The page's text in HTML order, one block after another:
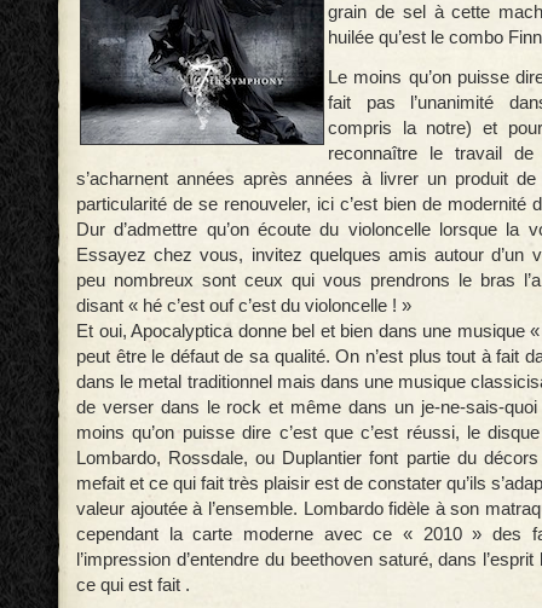
grain de sel à cette
huilée qu’est le combo
Le moins qu’on puisse
fait pas l’unanimité
compris la notre) et
reconnaître le travail
s’acharnent années après années à livrer un produit
particularité de se renouveler, ici c’est bien de modernité
Dur d’admettre qu’on écoute du violoncelle lorsque la
Essayez chez vous, invitez quelques amis autour d’un
peu nombreux sont ceux qui vous prendrons le bras
disant « hé c’est ouf c’est du violoncelle ! »
Et oui, Apocalyptica donne bel et bien dans une musique
peut être le défaut de sa qualité. On n’est plus tout à fait
dans le metal traditionnel mais dans une musique
de verser dans le rock et même dans un je-ne-sais-quoi
moins qu’on puisse dire c’est que c’est réussi, le
Lombardo, Rossdale, ou Duplantier font partie du
mefait et ce qui fait très plaisir est de constater qu’ils
valeur ajoutée à l’ensemble. Lombardo fidèle à son
cependant la carte moderne avec ce « 2010 » des
l’impression d’entendre du beethoven saturé, dans
ce qui est fait .